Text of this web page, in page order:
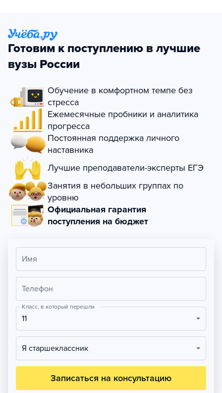
Готовим к поступлению в лучшие
вузы России
Обучение в комфортном темпе без
стресса
Ежемесячные пробники и аналитика
прогресса
Постоянная поддержка личного
наставника
Лучшие преподаватели-эксперты ЕГЭ
Занятия в небольших группах по
уровню
Официальная гарантия
поступления на бюджет
Имя
Телефон
Класс, в который перешли
11
Я старшеклассник
Записаться на консультацию